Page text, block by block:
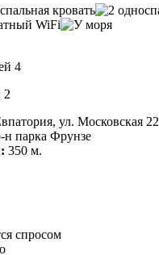
2
ул. Московская 22
н парка Фрунзе
350 м.
спросом